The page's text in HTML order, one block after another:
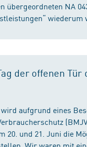
NA
der offenen Tür
aufgrund eines
20. und 21. Juni die